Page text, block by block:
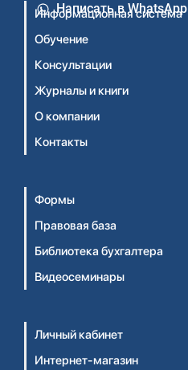
Написать в WhatsApp
Информационная система
Обучение
Консультации
Журналы и книги
О компании
Контакты
Формы
Правовая база
Библиотека бухгалтера
Видеосеминары
Личный кабинет
Интернет-магазин